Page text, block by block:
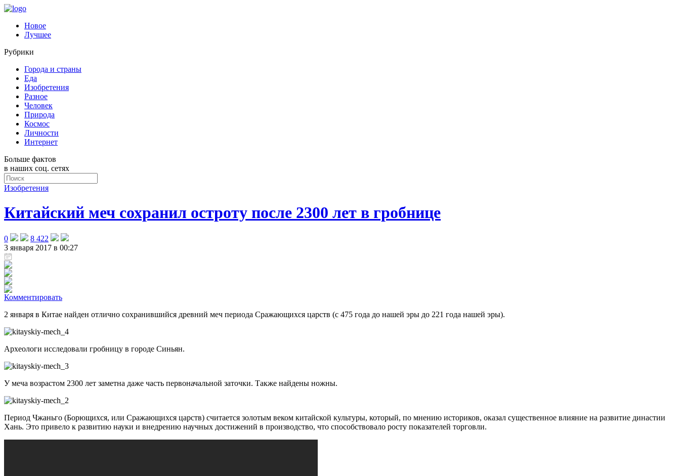
Новое
Лучшее
Рубрики
Города и страны
Еда
Изобретения
Разное
Человек
Природа
Космос
Личности
Интернет
Больше фактов
в наших соц. сетях
Изобретения
Китайский меч сохранил остроту после 2300 лет в гробнице
0
8 422
3 января 2017 в 00:27
Комментировать
2 января в Китае найден отлично сохранившийся древний меч периода Сражающихся царств (с 475 года до нашей эры до 221 года нашей эры).
Археологи исследовали гробницу в городе Синьян.
У меча возрастом 2300 лет заметна даже часть первоначальной заточки. Также найдены ножны.
Период Чжаньго (Борющихся, или Сражающихся царств) считается золотым веком китайской культуры, который, по мнению историков, оказал существенное влияние на развитие династии
Хань. Это привело к развитию науки и внедрению научных достижений в производство, что способствовало росту показателей торговли.